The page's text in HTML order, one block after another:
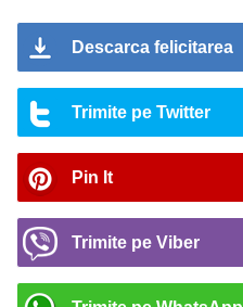
Descarca felicitarea
Trimite pe Twitter
Pin It
Trimite pe Viber